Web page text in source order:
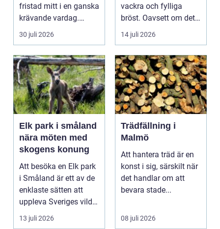
fristad mitt i en ganska
krävande vardag.
Skola, sociala med...
30 juli 2026
vackra och fylliga
bröst. Oavsett om det
är f&o...
14 juli 2026
Elk park i småland
nära möten med
skogens konung
Att besöka en Elk park
i Småland är ett av de
enklaste sätten att
uppleva Sveriges vilda
hjärta på n...
13 juli 2026
Trädfällning i
Malmö
Att hantera träd är en
konst i sig, särskilt när
det handlar om att
bevara stade...
08 juli 2026